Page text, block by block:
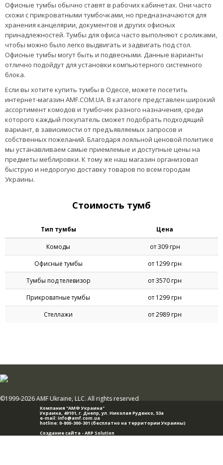
Офисные тумбы обычно ставят в рабочих кабинетах. Они часто
схожи с прикроватными тумбочками, но предназначаются для
хранения канцелярии, документов и других офисных
принадлежностей. Тумбы для офиса часто выполняют с роликами,
чтобы можно было легко выдвигать и задвигать под стол.
Офисные тумбы могут быть и подвесными. Данные варианты
отлично подойдут для установки компьютерного системного
блока.
Если вы хотите купить тумбы в Одессе, можете посетить
интернет-магазин AMF.COM.UA. В каталоге представлен широкий
ассортимент комодов и тумбочек разного назначения, среди
которого каждый покупатель сможет подобрать подходящий
вариант, в зависимости от предъявляемых запросов и
собственных пожеланий. Благодаря лояльной ценовой политике
мы устанавливаем самые приемлемые и доступные цены на
предметы меблировки. К тому же наш магазин организовал
быструю и недорогую доставку товаров по всем городам
Украины.
Стоимость тумб
Тип тумбы Цена
Комоды
от 309 грн
Офисные тумбы
от 1299 грн
Тумбы под телевизор
от 3570 грн
Прикроватные тумбы
от 1299 грн
Стеллажи
от 2989 грн
Компания "АМФ Украина"
Украина, 49101, г. Днепр,ул. Николая Руденко, 53а
e-mail: info@amf.com.ua
hotline: 0-800-300-301 (бесплатно на территории Украины)
Создание сайта -ARP Solution
©1999-2026 AMF Ukraine, LLC. All rights reserved